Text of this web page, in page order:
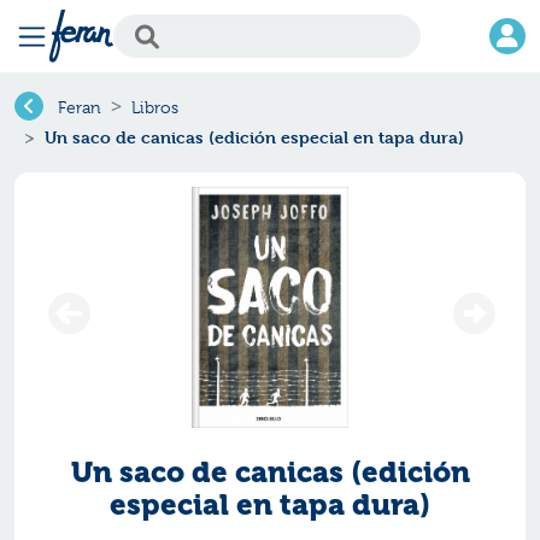
Feran Libros
Un saco de canicas (edición especial en tapa dura)
Un saco de canicas (edición
especial en tapa dura)